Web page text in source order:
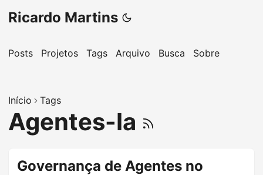
Ricardo Martins
Posts Projetos Tags Arquivo Busca Sobre
Início Tags
Agentes-Ia
Governança de Agentes no